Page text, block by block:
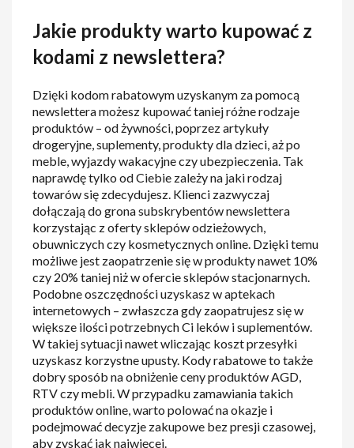
Jakie produkty warto kupować z
kodami z newslettera?
Dzięki kodom rabatowym uzyskanym za pomocą
newslettera możesz kupować taniej różne rodzaje
produktów – od żywności, poprzez artykuły
drogeryjne, suplementy, produkty dla dzieci, aż po
meble, wyjazdy wakacyjne czy ubezpieczenia. Tak
naprawdę tylko od Ciebie zależy na jaki rodzaj
towarów się zdecydujesz. Klienci zazwyczaj
dołączają do grona subskrybentów newslettera
korzystając z oferty sklepów odzieżowych,
obuwniczych czy kosmetycznych online. Dzięki temu
możliwe jest zaopatrzenie się w produkty nawet 10%
czy 20% taniej niż w ofercie sklepów stacjonarnych.
Podobne oszczędności uzyskasz w aptekach
internetowych – zwłaszcza gdy zaopatrujesz się w
większe ilości potrzebnych Ci leków i suplementów.
W takiej sytuacji nawet wliczając koszt przesyłki
uzyskasz korzystne upusty. Kody rabatowe to także
dobry sposób na obniżenie ceny produktów AGD,
RTV czy mebli. W przypadku zamawiania takich
produktów online, warto polować na okazje i
podejmować decyzje zakupowe bez presji czasowej,
aby zyskać jak najwięcej.